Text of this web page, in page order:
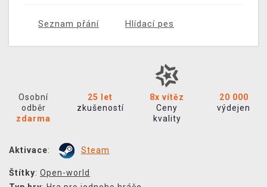
Seznam přání Hlídací pes
Osobní
odběr
zdarma
25 let
zkušeností
8x vítěz
Ceny
kvality
20 000
výdejen
Aktivace: Steam
Štítky: Open-world